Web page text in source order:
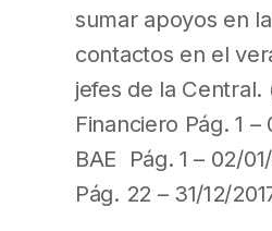
sumar apoyos en
contactos en el
jefes de la Central.
Financiero Pág. 1 –
BAE Pág. 1 – 02/
Pág. 22 – 31/12/